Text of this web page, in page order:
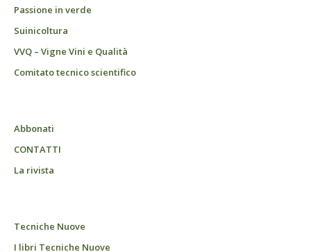
Passione in verde
Suinicoltura
VVQ – Vigne Vini e Qualità
Comitato tecnico scientifico
Abbonati
CONTATTI
La rivista
Tecniche Nuove
I libri Tecniche Nuove